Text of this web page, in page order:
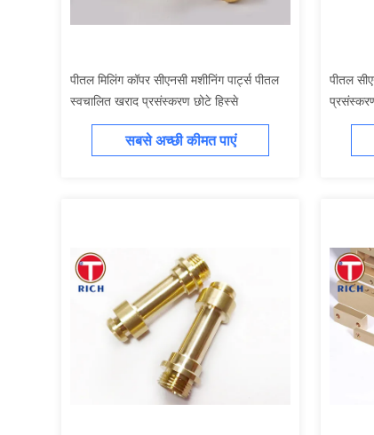
पीतल मिलिंग कॉपर सीएनसी मशीनिंग पार्ट्स पीतल
स्वचालित खराद प्रसंस्करण छोटे हिस्से
सबसे अच्छी कीमत पाएं
पीतल
हिस्सों